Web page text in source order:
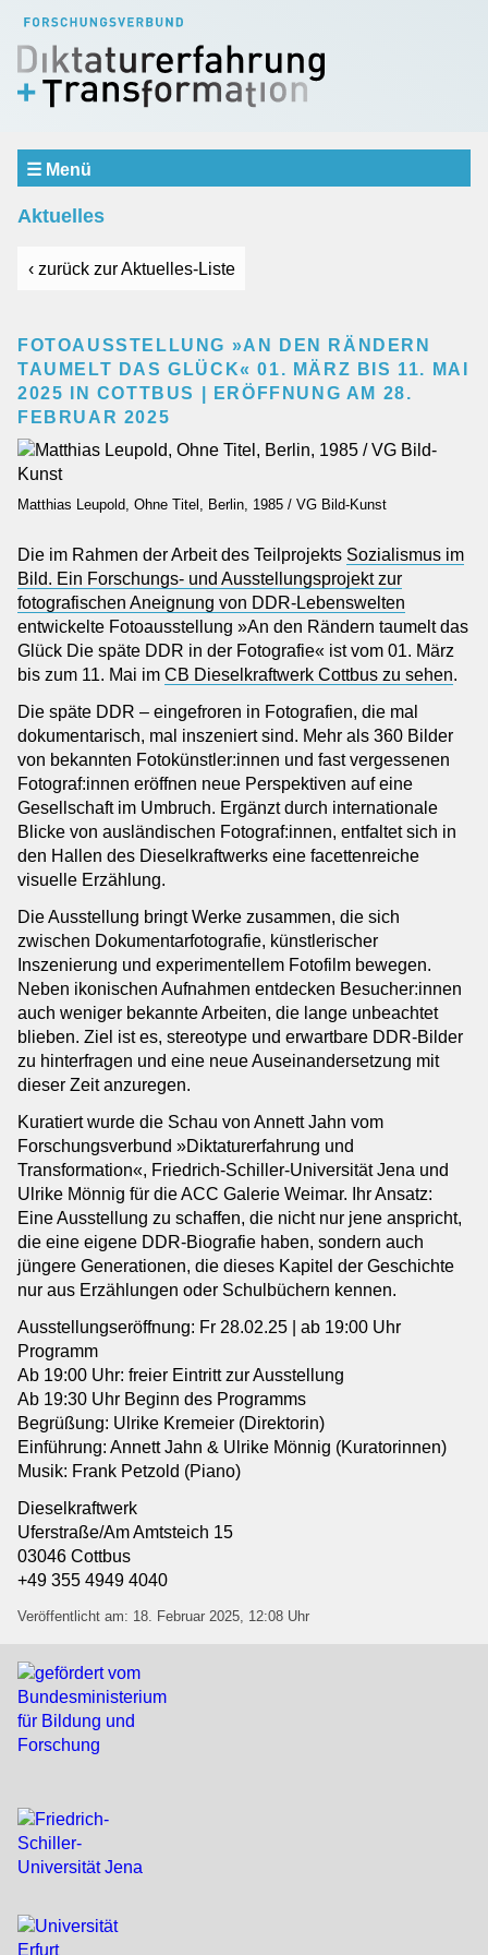
☰ Menü
SCHWERPUNKTBEREICHE
Dialog und Vermittlung
Teilprojekte
Einblicke
Gastprofessur
Mitarbeiter
Institutionen
Kooperationspartner
Kontakt
Ansprechpersonen
Impressum
Anmeldung Newsletter
Barrierefreiheitserklärung
Aktuelles
‹ zurück zur Aktuelles-Liste
FOTOAUSSTELLUNG »AN DEN RÄNDERN
TAUMELT DAS GLÜCK« 01. MÄRZ BIS 11. MAI
2025 IN COTTBUS | ERÖFFNUNG AM 28.
FEBRUAR 2025
Matthias Leupold, Ohne Titel, Berlin, 1985 / VG Bild-Kunst
Die im Rahmen der Arbeit des Teilprojekts Sozialismus im
Bild. Ein Forschungs- und Ausstellungsprojekt zur
fotografischen Aneignung von DDR-Lebenswelten
entwickelte Fotoausstellung »An den Rändern taumelt das
Glück Die späte DDR in der Fotografie« ist vom 01. März
bis zum 11. Mai im CB Dieselkraftwerk Cottbus zu sehen.
Die späte DDR – eingefroren in Fotografien, die mal
dokumentarisch, mal inszeniert sind. Mehr als 360 Bilder
von bekannten Fotokünstler:innen und fast vergessenen
Fotograf:innen eröffnen neue Perspektiven auf eine
Gesellschaft im Umbruch. Ergänzt durch internationale
Blicke von ausländischen Fotograf:innen, entfaltet sich in
den Hallen des Dieselkraftwerks eine facettenreiche
visuelle Erzählung.
Die Ausstellung bringt Werke zusammen, die sich
zwischen Dokumentarfotografie, künstlerischer
Inszenierung und experimentellem Fotofilm bewegen.
Neben ikonischen Aufnahmen entdecken Besucher:innen
auch weniger bekannte Arbeiten, die lange unbeachtet
blieben. Ziel ist es, stereotype und erwartbare DDR-Bilder
zu hinterfragen und eine neue Auseinandersetzung mit
dieser Zeit anzuregen.
Kuratiert wurde die Schau von Annett Jahn vom
Forschungsverbund »Diktaturerfahrung und
Transformation«, Friedrich-Schiller-Universität Jena und
Ulrike Mönnig für die ACC Galerie Weimar. Ihr Ansatz:
Eine Ausstellung zu schaffen, die nicht nur jene anspricht,
die eine eigene DDR-Biografie haben, sondern auch
jüngere Generationen, die dieses Kapitel der Geschichte
nur aus Erzählungen oder Schulbüchern kennen.
Ausstellungseröffnung: Fr 28.02.25 | ab 19:00 Uhr
Programm
Ab 19:00 Uhr: freier Eintritt zur Ausstellung
Ab 19:30 Uhr Beginn des Programms
Begrüßung: Ulrike Kremeier (Direktorin)
Einführung: Annett Jahn & Ulrike Mönnig (Kuratorinnen)
Musik: Frank Petzold (Piano)
Dieselkraftwerk
Uferstraße/Am Amtsteich 15
03046 Cottbus
+49 355 4949 4040
Veröffentlicht am: 18. Februar 2025, 12:08 Uhr